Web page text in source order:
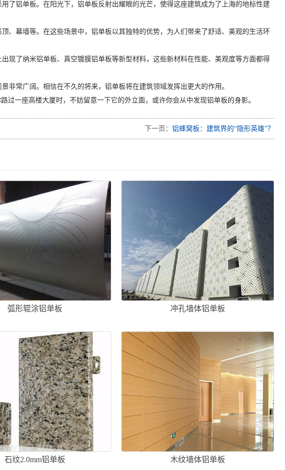
铝单板。在阳光下，铝单板反射出耀眼的光芒，使得这座建筑成为了上海的地标性建
、幕墙等。在这些场景中，铝单板以其独特的优势，为人们带来了舒适、美观的生活环
现了纳米铝单板、真空镀膜铝单板等新型材料，这些新材料在性能、美观度等方面都得
非常广阔。相信在不久的将来，铝单板将在建筑领域发挥出更大的作用。
过一座高楼大厦时，不妨留意一下它的外立面，或许你会从中发现铝单板的身影。
下一页： 铝蜂窝板：建筑界的“隐形英雄”？
弧形辊涂铝单板 冲孔墙体铝单板
石纹2.0mm铝单板 木纹墙体铝单板